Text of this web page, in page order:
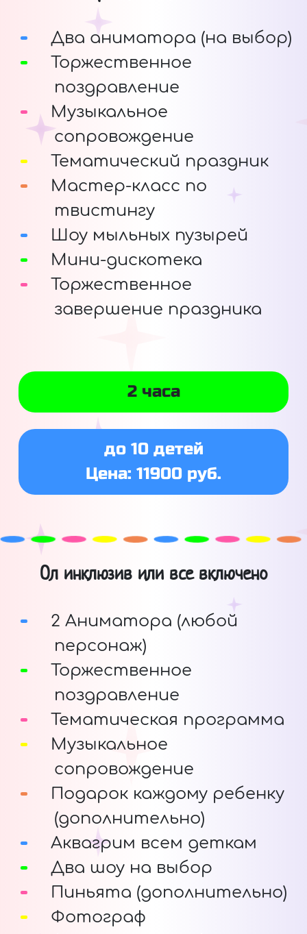
Два аниматора (на выбор)
Торжественное
поздравление
Музыкальное
сопровождение
Тематический праздник
Мастер-класс по
твистингу
Шоу мыльных пузырей
Мини-дискотека
Торжественное
завершение праздника
2 часа
до 10 детей
Цена: 11900 руб.
Ол инклюзив или все включено
2 Аниматора (любой
персонаж)
Торжественное
поздравление
Тематическая программа
Музыкальное
сопровождение
Подарок каждому ребенку
(дополнительно)
Аквагрим всем деткам
Два шоу на выбор
Пиньята (дополнительно)
Фотограф